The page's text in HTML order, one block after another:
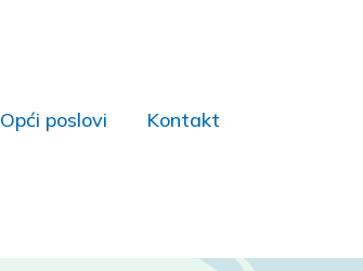
Opći poslovi Kontakt